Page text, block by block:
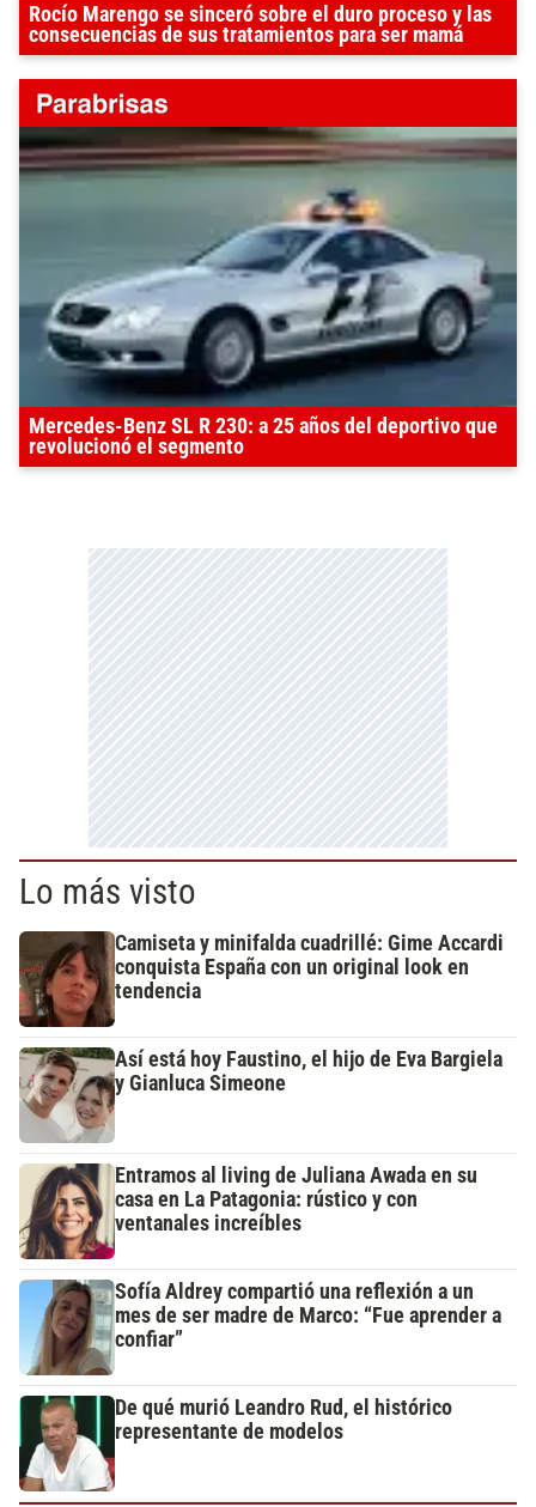
Rocío Marengo se sinceró sobre el duro proceso y las
consecuencias de sus tratamientos para ser mamá
Mercedes-Benz SL R 230: a 25 años del deportivo que
revolucionó el segmento
Lo más visto
Camiseta y minifalda cuadrillé: Gime Accardi
conquista España con un original look en
tendencia
Así está hoy Faustino, el hijo de Eva Bargiela
y Gianluca Simeone
Entramos al living de Juliana Awada en su
casa en La Patagonia: rústico y con
ventanales increíbles
Sofía Aldrey compartió una reflexión a un
mes de ser madre de Marco: “Fue aprender a
confiar”
De qué murió Leandro Rud, el histórico
representante de modelos